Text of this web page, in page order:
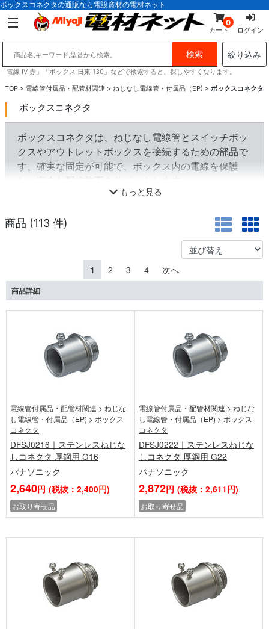
ボックスコネクタの通販なら電設資材の電材ネット
0
カート ログイン
絞り込み
「電線 IV 赤」「ボックス 日東 130」などで検索すると、探しやすくなります。
TOP > 電線管付属品・配管材関連 > ねじなし電線管・付属品（EP) > ボックスコネクタ
ボックスコネクタ
ボックスコネクタは、ねじなし電線管とスイッチボッ
クスやアウトレットボックスを接続するための部品で
す。確実な固定が可能で、ボックス内の電線を保護
し、安全な配線施工をサポートします。
もっと見る
商品 (113 件)
1 2 3 4 次へ
商品詳細
電線管付属品・配管材関連 > ねじな
し電線管・付属品（EP) > ボックス
コネクタ
DFSJ0216｜ステンレスねじな
しコネクタ 厚鋼用 G16
パナソニック
2,640円 (税抜：2,400円)
お取り寄せ品
電線管付属品・配管材関連 > ねじな
し電線管・付属品（EP) > ボックス
コネクタ
DFSJ0222｜ステンレスねじな
しコネクタ 厚鋼用 G22
パナソニック
2,872円 (税抜：2,611円)
お取り寄せ品